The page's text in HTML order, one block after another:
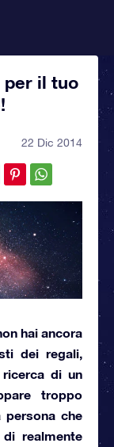
per il tuo
22 Dic 2014
hai ancora
dei regali,
di un
troppo
persona che
realmente